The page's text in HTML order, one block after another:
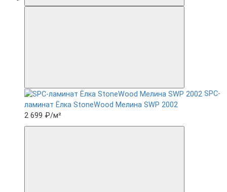
SPC-
ламинат Ëлка StoneWood Мелина SWP 2002
2 699 ₽/м²